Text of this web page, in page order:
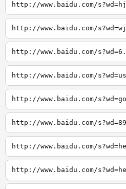
http://www.baidu.com/
http://www.baidu.com/
http://www.baidu.com/
http://www.baidu.com/
http://www.baidu.com/
http://www.baidu.com/
http://www.baidu.com/
http://www.baidu.com/